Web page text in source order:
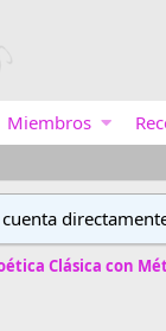
Miembros